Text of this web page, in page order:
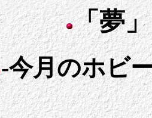
「夢
-今月のホビ